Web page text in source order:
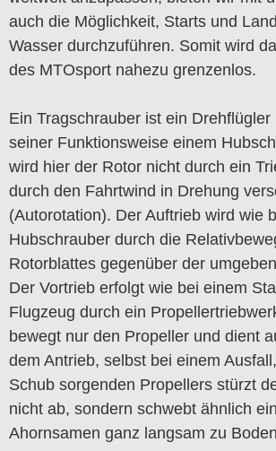
auch die Möglichkeit, Starts und
Wasser durchzuführen. Somit wird
des MTOsport nahezu grenzenlos.
Ein Tragschrauber ist ein Drehflügler
seiner Funktionsweise einem
wird hier der Rotor nicht durch ein
durch den Fahrtwind in Drehung
(Autorotation). Der Auftrieb wird wie
Hubschrauber durch die
Rotorblattes gegenüber der
Der Vortrieb erfolgt wie bei einem
Flugzeug durch ein
bewegt nur den Propeller und dient
dem Antrieb, selbst bei einem
Schub sorgenden Propellers stürzt
nicht ab, sondern schwebt ähnlich
Ahornsamen ganz langsam zu